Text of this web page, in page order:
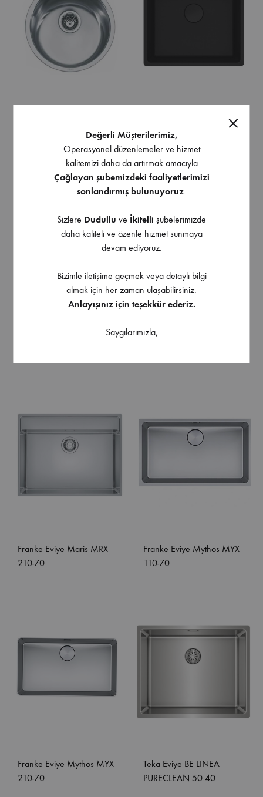
Franke Eviye Maris MRG
110-52
Franke Eviye Maris MRG
Franke Eviye Maris MRX
Franke Eviye Maris MRX
210-70
Franke Eviye Mythos MYX
110-70
Franke Eviye Mythos MYX
210-70
Teka Eviye BE LINEA
PURECLEAN 50.40
Değerli Müşterilerimiz,
Operasyonel düzenlemeler ve hizmet
kalitemizi daha da artırmak amacıyla
Çağlayan şubemizdeki faaliyetlerimizi
sonlandırmış bulunuyoruz.
Sizlere Dudullu ve İkitelli şubelerimizde
daha kaliteli ve özenle hizmet sunmaya
devam ediyoruz.
Bizimle iletişime geçmek veya detaylı bilgi
almak için her zaman ulaşabilirsiniz.
Anlayışınız için teşekkür ederiz.
Saygılarımızla,